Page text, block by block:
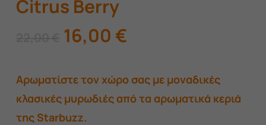
Citrus Berry
22,00 € Original
price
22,00 €.
16,00 €Η
είναι:
16,00 €.
Αρωματίστε τον χώρο σας με μοναδικές
κλασικές μυρωδιές από τα αρωματικά κεριά
της Starbuzz.